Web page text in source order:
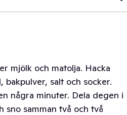
mjölk och matolja. Hacka
bakpulver, salt och socker.
några minuter. Dela degen i
sno samman två och två